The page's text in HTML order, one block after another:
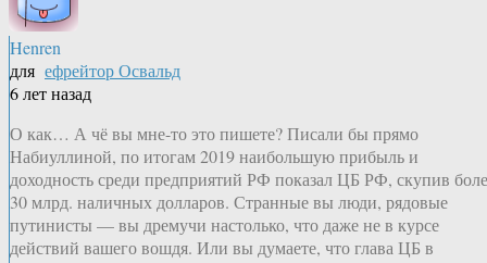
Henren
для ефрейтор Освальд
6 лет назад
О как… А чё вы мне-то это пишете? Писали бы прямо
Набиуллиной, по итогам 2019 наибольшую прибыль и
доходность среди предприятий РФ показал ЦБ РФ, скупив
30 млрд. наличных долларов. Странные вы люди, рядовые
путинисты — вы дремучи настолько, что даже не в курсе
действий вашего вошдя. Или вы думаете, что глава ЦБ в